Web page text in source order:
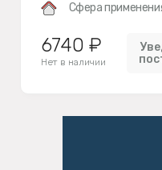
Сфера
6740 ₽
Нет в наличии